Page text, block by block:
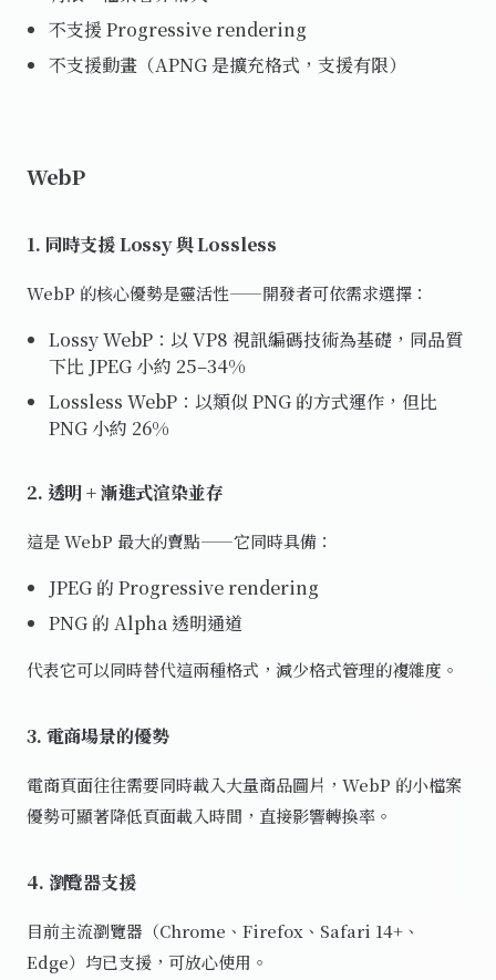
不支援 Progressive rendering
不支援動畫（APNG 是擴充格式，支援有限）
WebP
1. 同時支援 Lossy 與 Lossless
WebP 的核心優勢是靈活性——開發者可依需求選擇：
Lossy WebP：以 VP8 視訊編碼技術為基礎，同品質
下比 JPEG 小約 25–34%
Lossless WebP：以類似 PNG 的方式運作，但比
PNG 小約 26%
2. 透明 + 漸進式渲染並存
這是 WebP 最大的賣點——它同時具備：
JPEG 的 Progressive rendering
PNG 的 Alpha 透明通道
代表它可以同時替代這兩種格式，減少格式管理的複雜度。
3. 電商場景的優勢
電商頁面往往需要同時載入大量商品圖片，WebP 的小檔案
優勢可顯著降低頁面載入時間，直接影響轉換率。
4. 瀏覽器支援
目前主流瀏覽器（Chrome、Firefox、Safari 14+、
Edge）均已支援，可放心使用。